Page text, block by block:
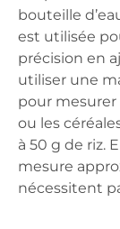
bouteille
est utilisée
précision en
utiliser une
pour
ou les
à 50 g de riz.
mesure
nécessitent